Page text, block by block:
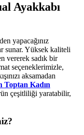
Ayakkabı
yapacağınız
sunar. Yüksek kaliteli
vererek sadık bir
seçeneklerimizle,
aksamadan
Toptan Kadın
çeşitliliği yaratabilir,